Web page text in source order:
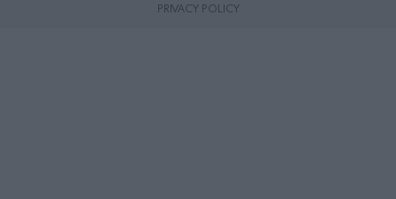
PRIVACY POLICY